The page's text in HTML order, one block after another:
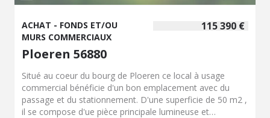
115 390 €
ACHAT - FONDS ET/OU
MURS COMMERCIAUX
Ploeren 56880
Situé au coeur du bourg de Ploeren ce local à usage
commercial bénéficie d'un bon emplacement avec du
passage et du stationnement. D'une superficie de 50 m2 ,
il se compose d'ue pièce principale lumineuse et